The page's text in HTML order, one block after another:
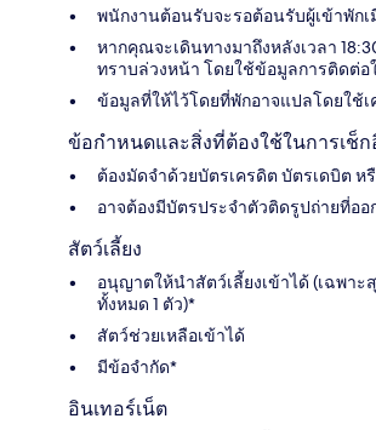
พนักงานต้อนรับจะรอต้อนรับผู้เข้าพักเ
หากคุณจะเดินทางมาถึงหลังเวลา
ทราบล่วงหน้า โดยใช้ข้อมูลการติดต่อ
ข้อมูลที่ให้ไว้โดยที่พักอาจแปลโดยใช้
ข้อกำหนดและสิ่งที่ต้องใช้ในการเช็
ต้องมัดจำด้วยบัตรเครดิต บัตรเดบิต ห
อาจต้องมีบัตรประจำตัวติดรูปถ่ายที่อ
สัตว์เลี้ยง
อนุญาตให้นำสัตว์เลี้ยงเข้าได้ (เฉพา
ทั้งหมด 1 ตัว)*
สัตว์ช่วยเหลือเข้าได้
มีข้อจำกัด*
อินเทอร์เน็ต